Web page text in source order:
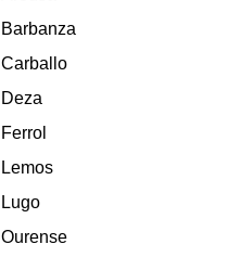
Barbanza
Carballo
Deza
Ferrol
Lemos
Lugo
Ourense